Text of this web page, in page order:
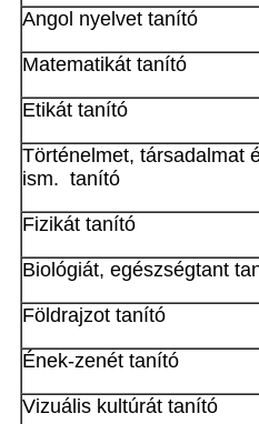
Angol nyelvet tanító
Matematikát tanító
Etikát tanító
Történelmet, társadalmat
ism. tanító
Fizikát tanító
Biológiát, egészségtant
Földrajzot tanító
Ének-zenét tanító
Vizuális kultúrát tanító